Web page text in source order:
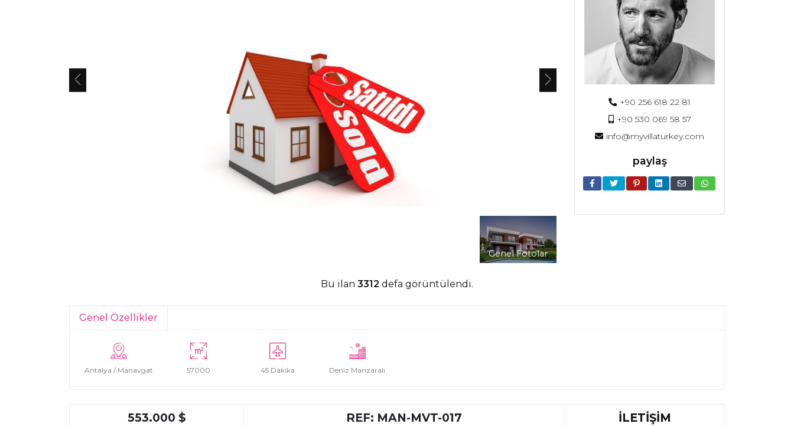
Genel Fotolar
+90 256 618 22 81
+90 530 069 58 57
info@myvillaturkey.com
paylaş
Bu ilan 3312 defa görüntülendi.
Genel Özellikler
Antalya / Manavgat 57000 45 Dakika Deniz Manzaralı
553.000 $ REF: MAN-MVT-017 İLETİŞİM